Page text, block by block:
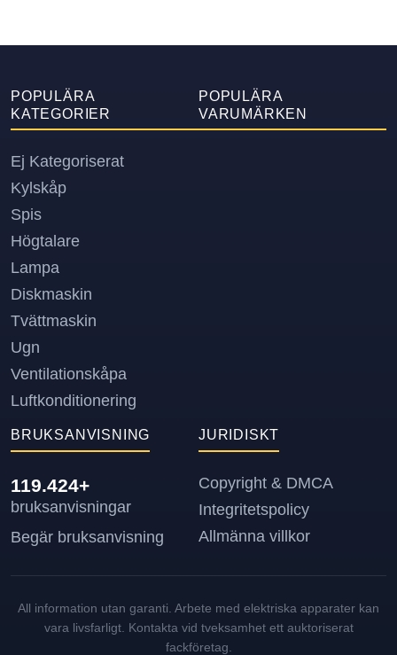
POPULÄRA
KATEGORIER
Ej Kategoriserat
Kylskåp
Spis
Högtalare
Lampa
Diskmaskin
Tvättmaskin
Ugn
Ventilationskåpa
Luftkonditionering
POPULÄRA
VARUMÄRKEN
BRUKSANVISNING
119.424+
bruksanvisningar
Begär bruksanvisning
JURIDISKT
Copyright & DMCA
Integritetspolicy
Allmänna villkor
All information utan garanti. Arbete med elektriska apparater kan
vara livsfarligt. Kontakta vid tveksamhet ett auktoriserat
fackföretag.